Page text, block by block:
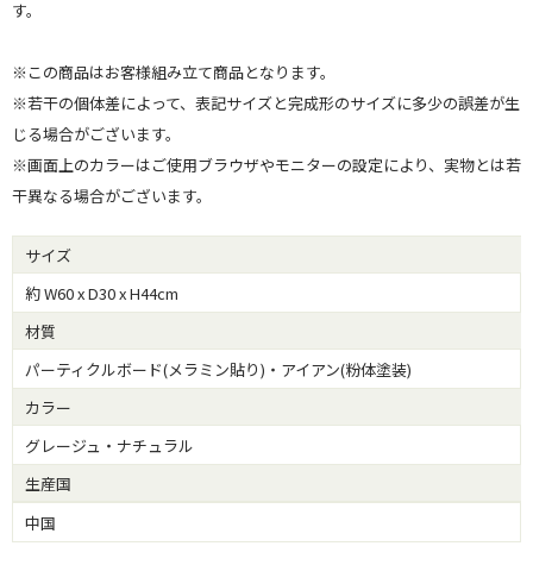
す。
※この商品はお客様組み立て商品となります。
※若干の個体差によって、表記サイズと完成形のサイズに多少の誤差が生
じる場合がございます。
※画面上のカラーはご使用ブラウザやモニターの設定により、実物とは若
干異なる場合がございます。
サイズ
約 W60 x D30 x H44cm
材質
パーティクルボード(メラミン貼り)・アイアン(粉体塗装)
カラー
グレージュ・ナチュラル
生産国
中国